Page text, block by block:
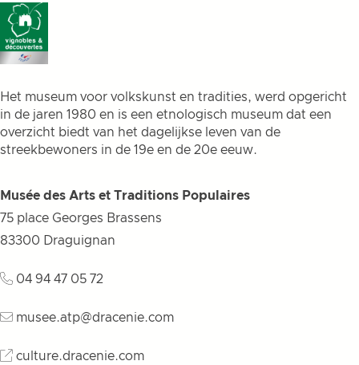
Het museum voor volkskunst en tradities, werd opgericht
in de jaren 1980 en is een etnologisch museum dat een
overzicht biedt van het dagelijkse leven van de
streekbewoners in de 19e en de 20e eeuw.
Musée des Arts et Traditions Populaires
75 place Georges Brassens
83300 Draguignan
04 94 47 05 72
musee.atp@dracenie.com
culture.dracenie.com